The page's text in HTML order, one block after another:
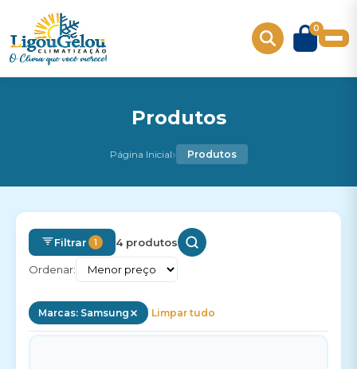
0
Produtos
Página Inicial› Produtos
Filtrar 1 4 produtos
Ordenar:
Marcas: Samsung Limpar tudo